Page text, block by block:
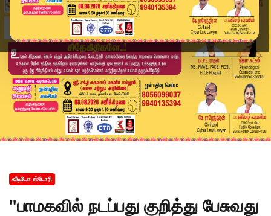
வீடியோ ஸ்டோரி
"பாமகவில் நடப்பது குறித்து பேசுவது